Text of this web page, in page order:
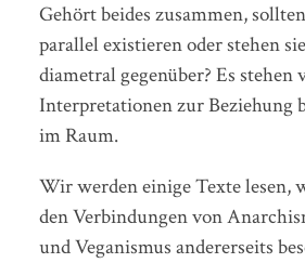
Gehört beides zusammen,
parallel existieren oder stehen
diametral gegenüber? Es stehen
Interpretationen zur Beziehung
im Raum.
Wir werden einige Texte lesen,
den Verbindungen von
und Veganismus andererseits